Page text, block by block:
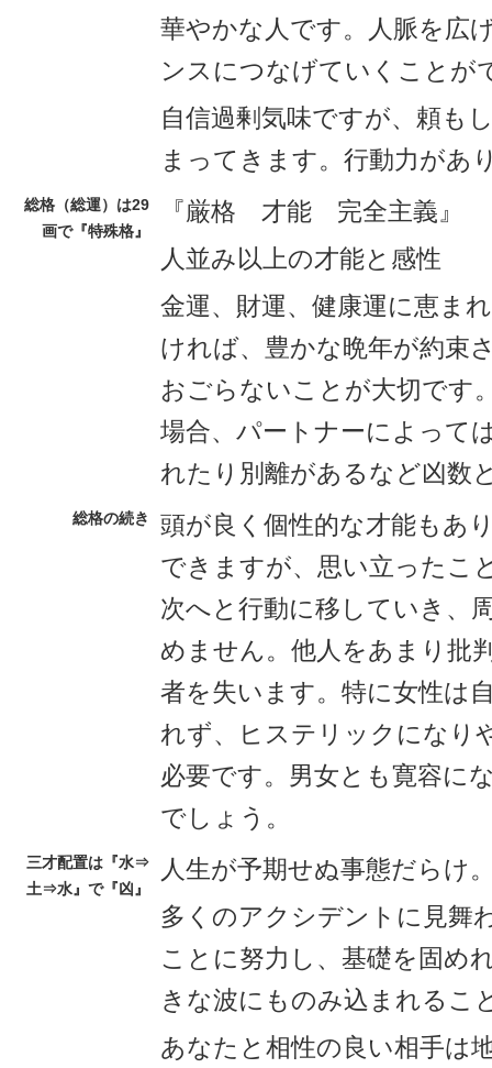
華やかな人です。人脈を広
ンスにつなげていくことが
自信過剰気味ですが、頼も
まってきます。行動力があ
総格（総運）は29
画で『特殊格』
『厳格 才能 完全主義』
人並み以上の才能と感性
金運、財運、健康運に恵ま
ければ、豊かな晩年が約束
おごらないことが大切です
場合、パートナーによって
れたり別離があるなど凶数
総格の続き
頭が良く個性的な才能もあ
できますが、思い立ったこ
次へと行動に移していき、
めません。他人をあまり批
者を失います。特に女性は
れず、ヒステリックになり
必要です。男女とも寛容に
でしょう。
三才配置は『水⇒
土⇒水』で『凶』
人生が予期せぬ事態だらけ
多くのアクシデントに見舞
ことに努力し、基礎を固め
きな波にものみ込まれるこ
あなたと相性の良い相手は